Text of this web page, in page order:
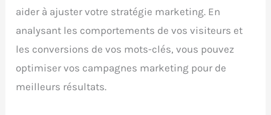
aider à ajuster votre stratégie marketing. En
analysant les comportements de vos visiteurs et
les conversions de vos mots-clés, vous pouvez
optimiser vos campagnes marketing pour de
meilleurs résultats.